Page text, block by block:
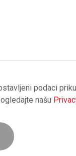
podaci
našu